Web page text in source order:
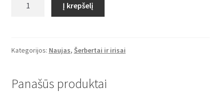
spanguolėmis
Į krepšelį
Kategorijos: Naujas, Šerbertai ir irisai
Panašūs produktai